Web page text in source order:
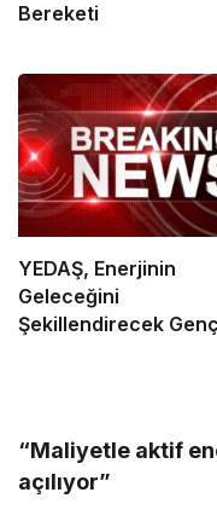
Bereketi
YEDAŞ, Enerjinin
Geleceğini
Şekillendirecek Genç
“Maliyetle aktif
açılıyor”